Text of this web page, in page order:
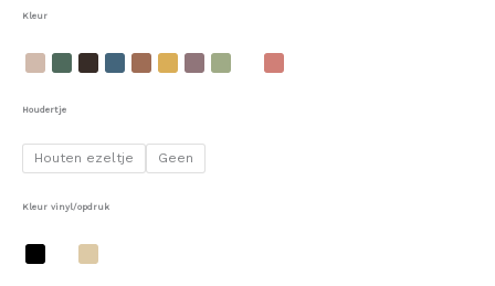
Kleur
Houdertje
Houten ezeltje Geen
Kleur vinyl/opdruk